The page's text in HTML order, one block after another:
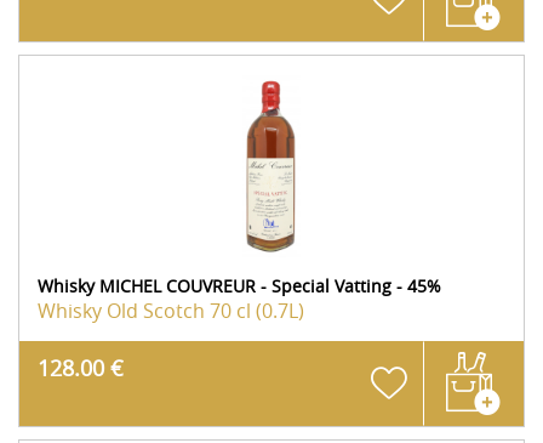
Whisky MICHEL COUVREUR - Special Vatting - 45%
Whisky Old Scotch 70 cl (0.7L)
128.00 €